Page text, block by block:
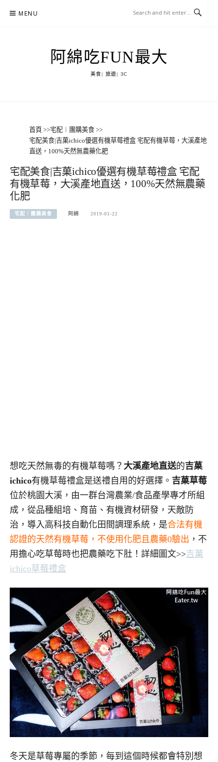
MENU
阿綿吃FUN最大
美食| 旅遊| 3C
首頁 >>宅配︱團購美食 >>
宅配美食|吉菓ichico優選有機草莓禮盒 宅配有機草莓，大溪產地
直送，100%天然無農藥化肥
宅配美食|吉菓ichico優選有機草莓禮盒 宅配
有機草莓，大溪產地直送，100%天然無農藥
化肥
宅配︱團購美食 阿綿 2019-01-22
想吃天然無毒的有機草莓嗎？ 大溪產地直送的吉菓
ichico有機草莓禮盒是送禮自用的好選擇。 吉菓草莓
位於桃園大溪，由一群台灣農業/食品產學專才所組
成，從品種組培、育苗、有機資材研發，天敵防
治，導入高科技自動化田間調理系統，是合法有機
認證的天然有機草莓，不使用化肥且農藥0驗出 ，不
用擔心吃草莓時也把農藥吃下肚！詳細圖文>>吉菓
ichico草莓禮盒
冬天是草莓專屬的季節，每到這個時候都會特別想